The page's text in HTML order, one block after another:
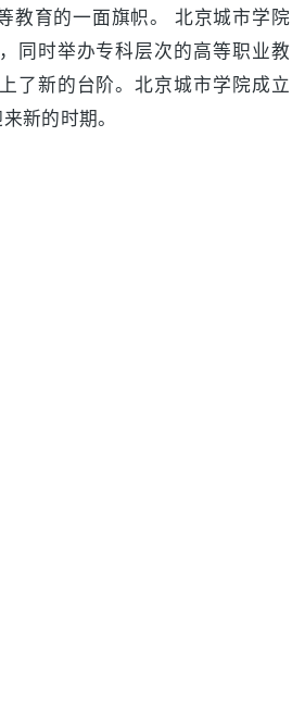
教育的一面旗帜。 北京城市学院
同时举办专科层次的高等职业教
了新的台阶。北京城市学院成立
新的时期。